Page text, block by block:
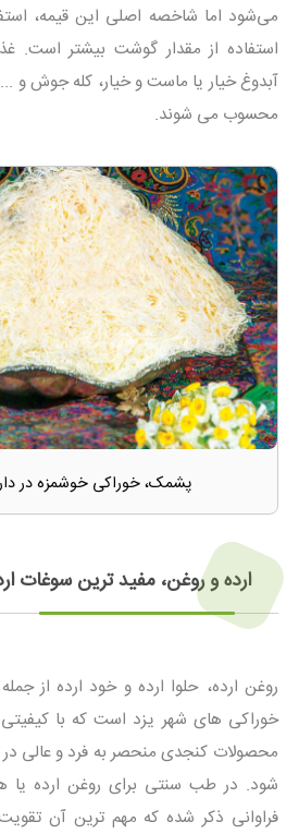
می‌شود اما شاخصه اصلی این قیمه،
استفاده از مقدار گوشت بیشتر است.
آبدوغ خیار یا ماست و خیار، کله جوش و
محسوب می شوند.
پشمک، خوراکی خوشمزه در
ارده و روغن، مفید ترین سوغات
روغن ارده، ‌حلوا ارده و خود ارده از
خوراکی های شهر یزد است که با کیفیتی
محصولات کنجدی منحصر به فرد و عالی
شود. در طب سنتی برای روغن ارده
فراوانی ذکر شده که مهم ترین آن